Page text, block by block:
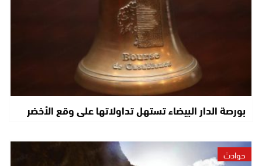
بورصة الدار البيضاء تستهل تداولاتها على وقع الأخضر
حوادث